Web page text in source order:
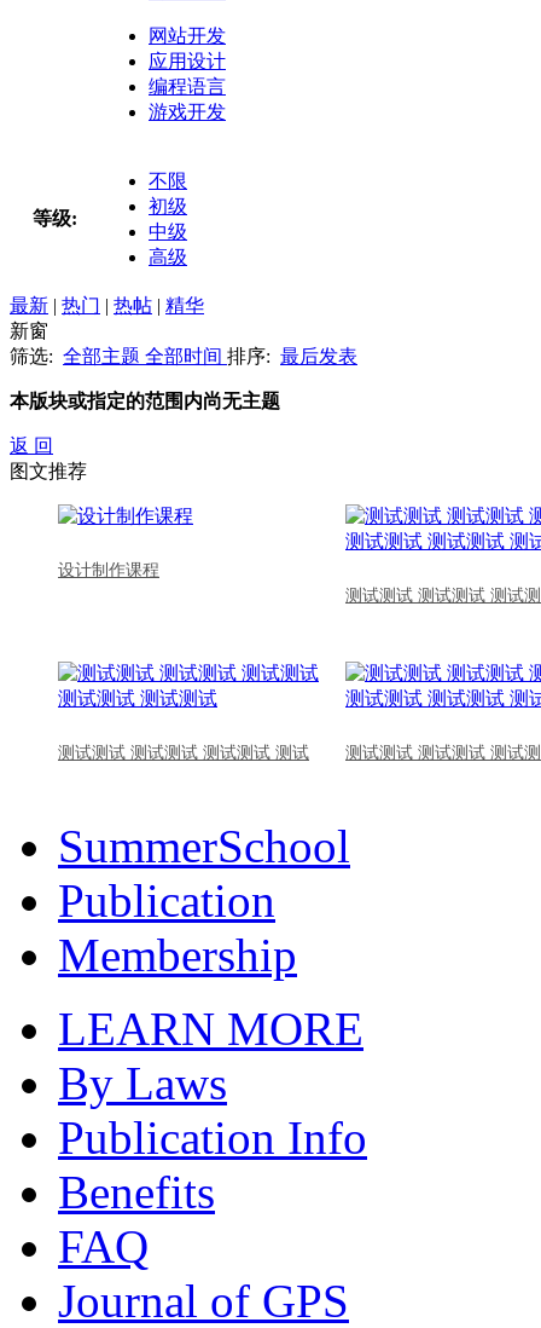
网站开发
应用设计
编程语言
游戏开发
等级:
不限
初级
中级
高级
最新 | 热门 | 热帖 | 精华
新窗
筛选: 全部主题 全部时间 排序: 最后发表
本版块或指定的范围内尚无主题
返 回
图文推荐
设计制作课程
测试测试 测试测试 测试
测试测试 测试测试 测试测试 测试 测试测试 测试测试 测试
SummerSchool
Publication
Membership
LEARN MORE
By Laws
Publication Info
Benefits
FAQ
Journal of GPS